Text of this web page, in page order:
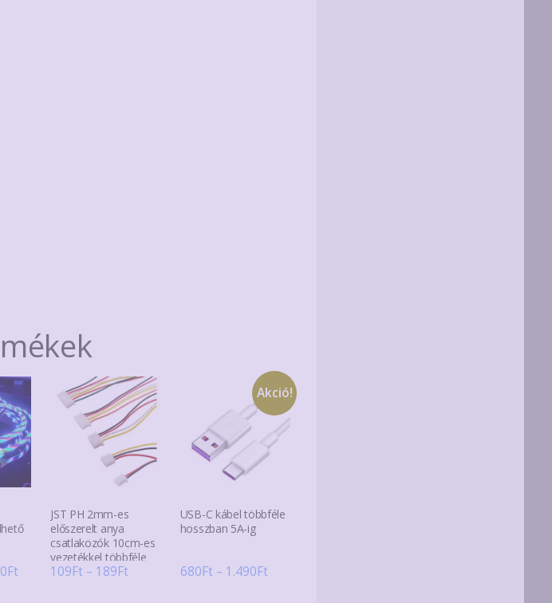
FtÁrtartomány:
JST PH 2mm-es
előszerelt anya
csatlakozók 10cm-es
vezetékkel többféle
109Ft – 189Ft Ártartomány:
Akció!
USB-C kábel többféle
hosszban 5A-ig
680Ft – 1.490FtÁrtartomány: